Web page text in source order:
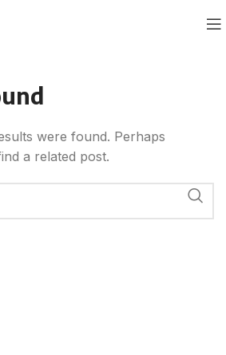
were found. Perhaps
a related post.